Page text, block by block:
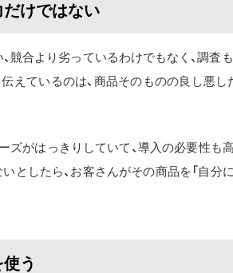
けではない
競合より劣っているわけでもなく、調査
えているのは、商品そのものの良し悪
ズがはっきりしていて、導入の必要性も
としたら、お客さんがその商品を「自分
う